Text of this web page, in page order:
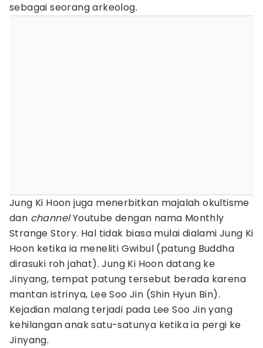
sebagai seorang arkeolog.
Jung Ki Hoon juga menerbitkan majalah okultisme
dan channelYoutube dengan nama Monthly
Strange Story. Hal tidak biasa mulai dialami Jung Ki
Hoon ketika ia meneliti Gwibul (patung Buddha
dirasuki roh jahat). Jung Ki Hoon datang ke
Jinyang, tempat patung tersebut berada karena
mantan istrinya, Lee Soo Jin (Shin Hyun Bin).
Kejadian malang terjadi pada Lee Soo Jin yang
kehilangan anak satu-satunya ketika ia pergi ke
Jinyang.